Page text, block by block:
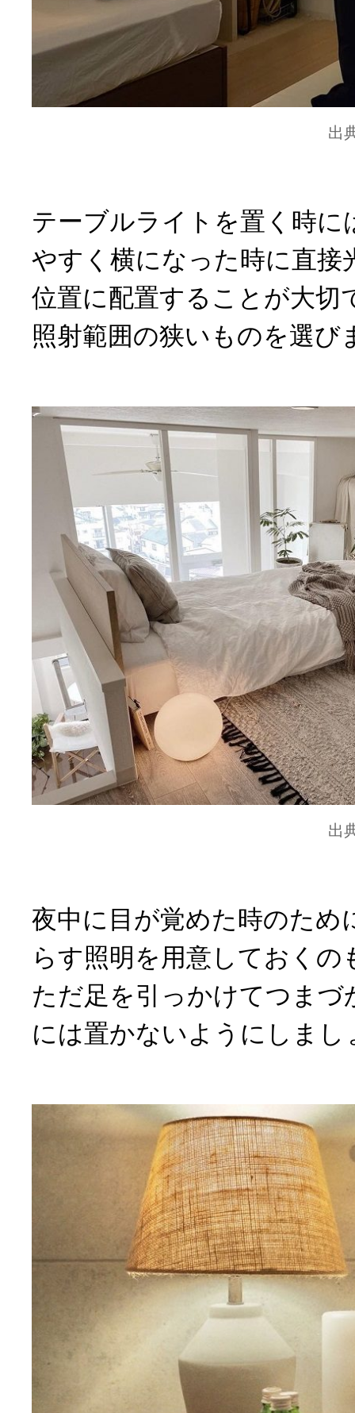
出
テーブルライトを置く時に
やすく横になった時に直接
位置に配置することが大切
照射範囲の狭いものを選び
出
夜中に目が覚めた時のため
らす照明を用意しておく
ただ足を引っかけてつまづ
には置かないようにしまし